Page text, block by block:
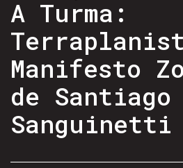
A Turma:
Manifesto
de Santiago
Sanguinetti